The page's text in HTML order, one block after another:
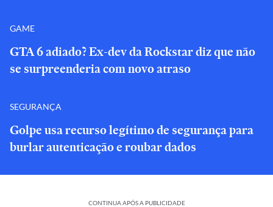
GAME
GTA 6 adiado? Ex-dev da Rockstar diz que não
se surpreenderia com novo atraso
SEGURANÇA
Golpe usa recurso legítimo de segurança para
burlar autenticação e roubar dados
CONTINUA APÓS A PUBLICIDADE